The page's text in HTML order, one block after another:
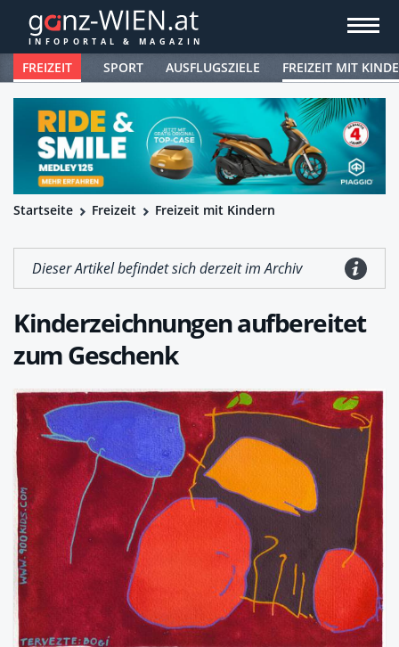
FREIZEIT SPORT AUSFLUGSZIELE FREIZEIT MIT
Startseite Freizeit Freizeit mit Kindern
Dieser Artikel befindet sich derzeit im Archiv
Kinderzeichnungen aufbereitet
zum Geschenk